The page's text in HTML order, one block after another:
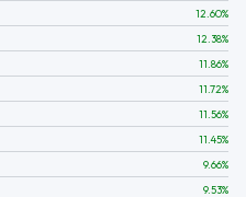
12.60%
12.38%
11.86%
11.72%
11.56%
11.45%
9.66%
9.53%